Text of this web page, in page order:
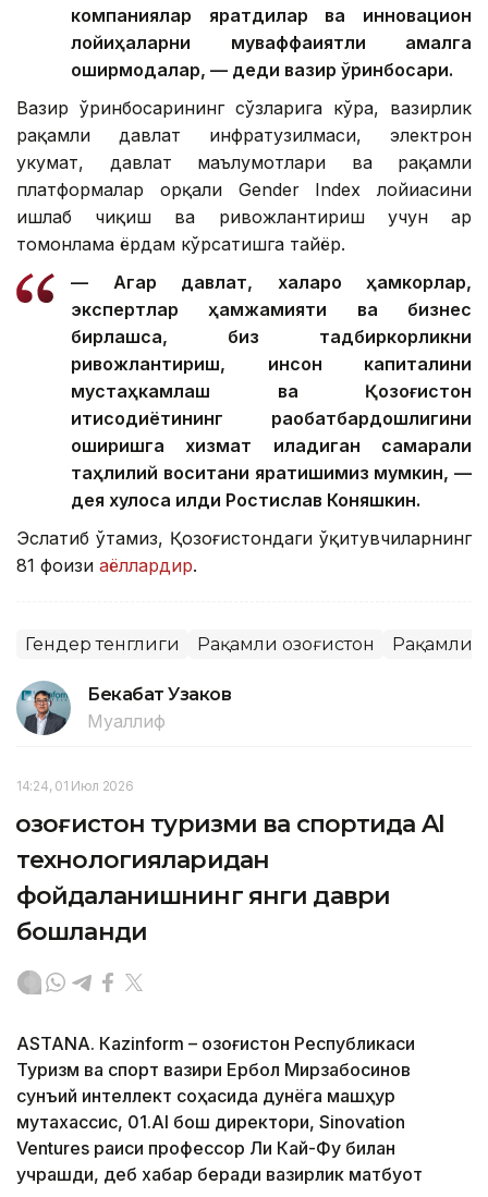
компаниялар яратдилар ва инновацион
лойиҳаларни муваффақиятли амалга
оширмоқдалар, — деди вазир ўринбосари.
Вазир ўринбосарининг сўзларига кўра, вазирлик
рақамли давлат инфратузилмаси, электрон
ҳукумат, давлат маълумотлари ва рақамли
платформалар орқали Gender Index лойиҳасини
ишлаб чиқиш ва ривожлантириш учун ҳар
томонлама ёрдам кўрсатишга тайёр.
— Агар давлат, халқаро ҳамкорлар,
экспертлар ҳамжамияти ва бизнес
бирлашса, биз тадбиркорликни
ривожлантириш, инсон капиталини
мустаҳкамлаш ва Қозоғистон
иқтисодиётининг рақобатбардошлигини
оширишга хизмат қиладиган самарали
таҳлилий воситани яратишимиз мумкин, —
дея хулоса қилди Ростислав Коняшкин.
Эслатиб ўтамиз, Қозоғистондаги ўқитувчиларнинг
81 фоизи аёллардир.
Гендер тенглиги Рақамли Қозоғистон Рақамли
Бекабат Узаков
Муаллиф
14:24, 01 Июл 2026
Қозоғистон туризми ва спортида AI
технологияларидан
фойдаланишнинг янги даври
бошланди
ASTANА. Кazinform – Қозоғистон Республикаси
Туризм ва спорт вазири Ербол Мирзабосинов
сунъий интеллект соҳасида дунёга машҳур
мутахассис, 01.AI бош директори, Sinovation
Ventures раиси профессор Ли Кай-Фу билан
учрашди, деб хабар беради вазирлик матбуот